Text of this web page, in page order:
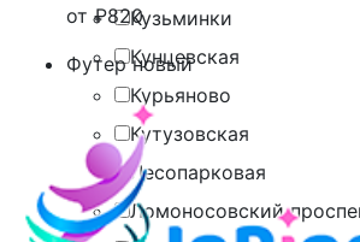
Кузьминки
Кунцевская
Курьяново
Кутузовская
Лесопарковая
Ломоносовский
от₽820
Футер новый